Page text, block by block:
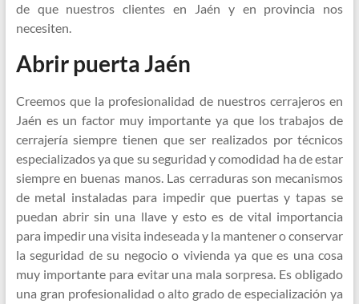
de que nuestros clientes en Jaén y en provincia nos
necesiten.
Abrir puerta Jaén
Creemos que la profesionalidad de nuestros cerrajeros en
Jaén es un factor muy importante ya que los trabajos de
cerrajería siempre tienen que ser realizados por técnicos
especializados ya que su seguridad y comodidad ha de estar
siempre en buenas manos. Las cerraduras son mecanismos
de metal instaladas para impedir que puertas y tapas se
puedan abrir sin una llave y esto es de vital importancia
para impedir una visita indeseada y la mantener o conservar
la seguridad de su negocio o vivienda ya que es una cosa
muy importante para evitar una mala sorpresa. Es obligado
una gran profesionalidad o alto grado de especialización ya